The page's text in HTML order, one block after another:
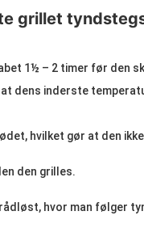
grillet
1½ – 2 timer før den
dens inderste
hvilket gør at den
den grilles.
hvor man følger